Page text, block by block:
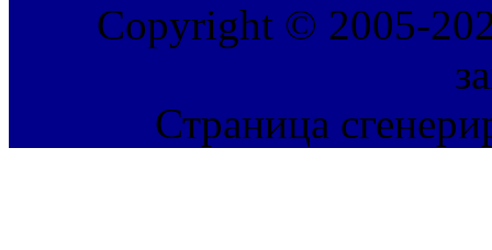
Copyright © 2005-
Страница